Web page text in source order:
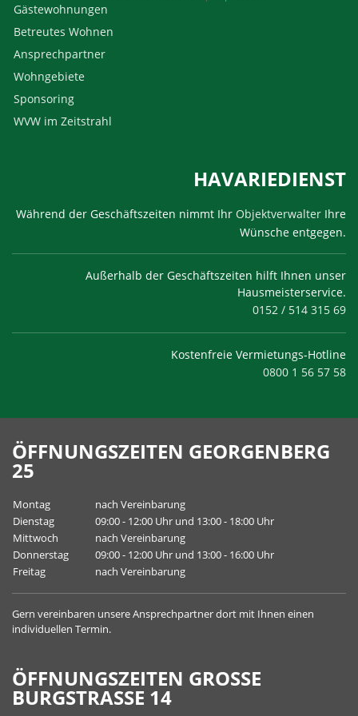
Gästewohnungen
Betreutes Wohnen
Ansprechpartner
Wohngebiete
Sponsoring
WVW im Zeitstrahl
HAVARIEDIENST
Während der Geschäftszeiten nimmt Ihr Objektverwalter Ihre
Wünsche entgegen.
Außerhalb der Geschäftszeiten hilft Ihnen unser
Hausmeisterservice.
0152 / 514 315 69
Kostenfreie Vermietungs-Hotline
0800 1 56 57 58
ÖFFNUNGSZEITEN GEORGENBERG
25
Montag
nach Vereinbarung
Dienstag
09:00 - 12:00 Uhr und 13:00 - 18:00 Uhr
Mittwoch
nach Vereinbarung
Donnerstag
09:00 - 12:00 Uhr und 13:00 - 16:00 Uhr
Freitag
nach Vereinbarung
Gern vereinbaren unsereAnsprechpartnerdort mit Ihnen einen
individuellen Termin.
ÖFFNUNGSZEITEN GROSSE B
URGSTRASSE 14